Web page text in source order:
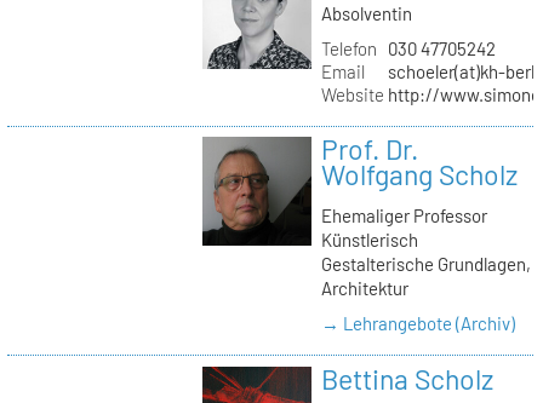
Absolventin
Telefon
030 47705242
Email
schoeler(at)kh-
Website http://
Prof. Dr.
Wolfgang Scholz
Ehemaliger Professor
Künstlerisch
Gestalterische Grundlagen,
Architektur
→ Lehrangebote (Archiv)
Bettina Scholz